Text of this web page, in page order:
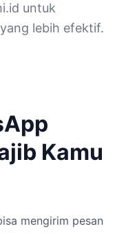
untuk
lebih efektif.
Kamu
mengirim pesan